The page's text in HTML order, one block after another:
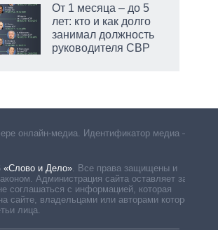
От 1 месяца – до 5
лет: кто и как долго
занимал должность
руководителя СВР
онлайн-медиа. Идентификатор медиа –
«Слово и Дело» Все права защищены и
Администрация сайта оставляет за
соглашаться с информацией, которая
сайте, владельцами или авторами которой
лица.